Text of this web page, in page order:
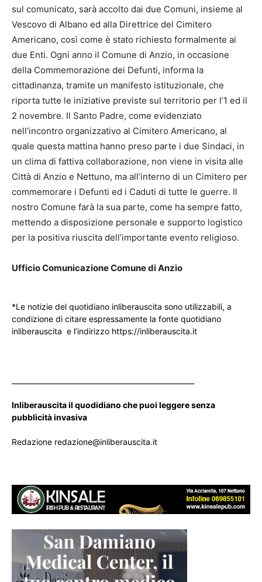
sul comunicato, sarà accolto dai due Comuni, insieme al
Vescovo di Albano ed alla Direttrice del Cimitero
Americano, così come è stato richiesto formalmente ai
due Enti. Ogni anno il Comune di Anzio, in occasione
della Commemorazione dei Defunti, informa la
cittadinanza, tramite un manifesto istituzionale, che
riporta tutte le iniziative previste sul territorio per l’1 ed il
2 novembre. Il Santo Padre, come evidenziato
nell’incontro organizzativo al Cimitero Americano, al
quale questa mattina hanno preso parte i due Sindaci, in
un clima di fattiva collaborazione, non viene in visita alle
Città di Anzio e Nettuno, ma all’interno di un Cimitero per
commemorare i Defunti ed i Caduti di tutte le guerre. Il
nostro Comune farà la sua parte, come ha sempre fatto,
mettendo a disposizione personale e supporto logistico
per la positiva riuscita dell’importante evento religioso.
Ufficio Comunicazione Comune di Anzio
*Le notizie del quotidiano inliberauscita sono utilizzabili, a
condizione di citare espressamente la fonte quotidiano
inliberauscita e l’indirizzo https://inliberauscita.it
Inliberauscita il quodidiano che puoi leggere senza
pubblicità invasiva
Redazione redazione@inliberauscita.it